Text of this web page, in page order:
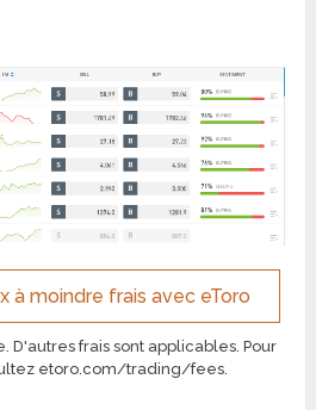
à moindre frais avec eToro
D'autres frais sont applicables. Pour
etoro.com/trading/fees.